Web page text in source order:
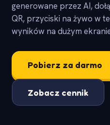
generowane przez AI,
QR, przyciski na żywo w
wyników na dużym
Pobierz za darmo
Zobacz cennik